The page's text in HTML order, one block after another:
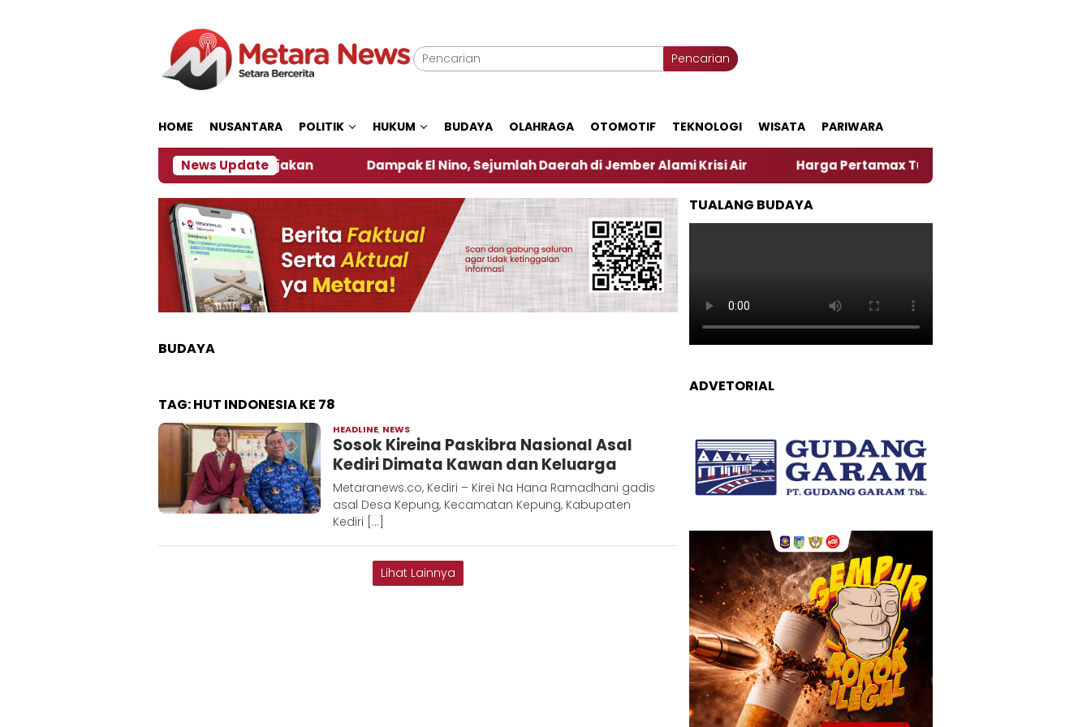
Pencarian
HOME NUSANTARA POLITIK HUKUM BUDAYA OLAHRAGA OTOMOTIF TEKNOLOGI WISATA PARIWARA
News Update
Ini Kata Pengamat Kebijakan Dampak El Nino, Sejumlah Daerah di Jember Alami Krisi Air Harga Pertamax Turun Per Hari Ini, Segini Harganya
BUDAYA
TAG:HUT INDONESIA KE 78
HEADLINE, NEWS
Metaranews
Sosok Kireina Paskibra Nasional Asal
Kediri Dimata Kawan dan Keluarga
Metaranews.co, Kediri – Kirei Na Hana Ramadhani gadis
asal Desa Kepung, Kecamatan Kepung, Kabupaten
Kediri […]
Lihat Lainnya
TUALANG BUDAYA
ADVETORIAL